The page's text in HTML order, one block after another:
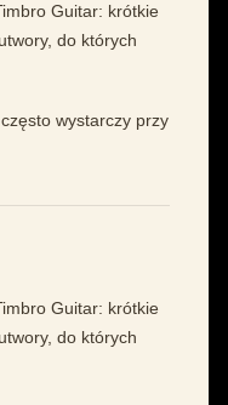
Guitar: krótkie
do których
wystarczy przy
Guitar: krótkie
do których